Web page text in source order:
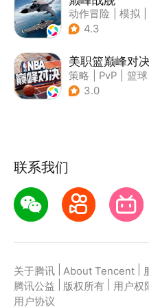
动作冒险 模拟
| 战术竞技
4.3
美职篮巅峰对
策略 PvP
篮球
| 端游移植
3.0
联系我们
关于腾讯 About Tencent
腾讯公益
版权所有 用户权
用户协议